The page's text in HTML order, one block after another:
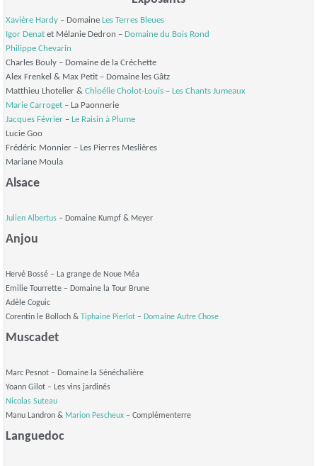
Xavière Hardy – Domaine Les Terres Bleues
Igor Denat et Mélanie Dedron – Domaine du Bois Rond
Philippe Chevarin
Charles Bouly – Domaine de la Créchette
Alex Frenkel & Max Petit – Domaine les Gâtz
Matthieu Lhotelier & Chloélie Cholot-Louis – Les Chants Jumeaux
Marie Carroget – La Paonnerie
Jacques Février – Le Raisin à Plume
Lucie Goo
Frédéric Monnier – Les Pierres Meslières
Mariane Moula
Alsace
Julien Albertus – Domaine Kumpf & Meyer
Anjou
Hervé Bossé – La grange de Noue Méa
Emilie Tourrette – Domaine la Tour Brune
Adèle Coguic
Corentin le Bolloch & Tiphaine Pierlot – Domaine Autre Chose
Muscadet
Marc Pesnot – Domaine la Sénéchalière
Yoann Gilot – Les vins jardinés
Nicolas Suteau
Manu Landron & Marion Pescheux – Complémenterre
Languedoc